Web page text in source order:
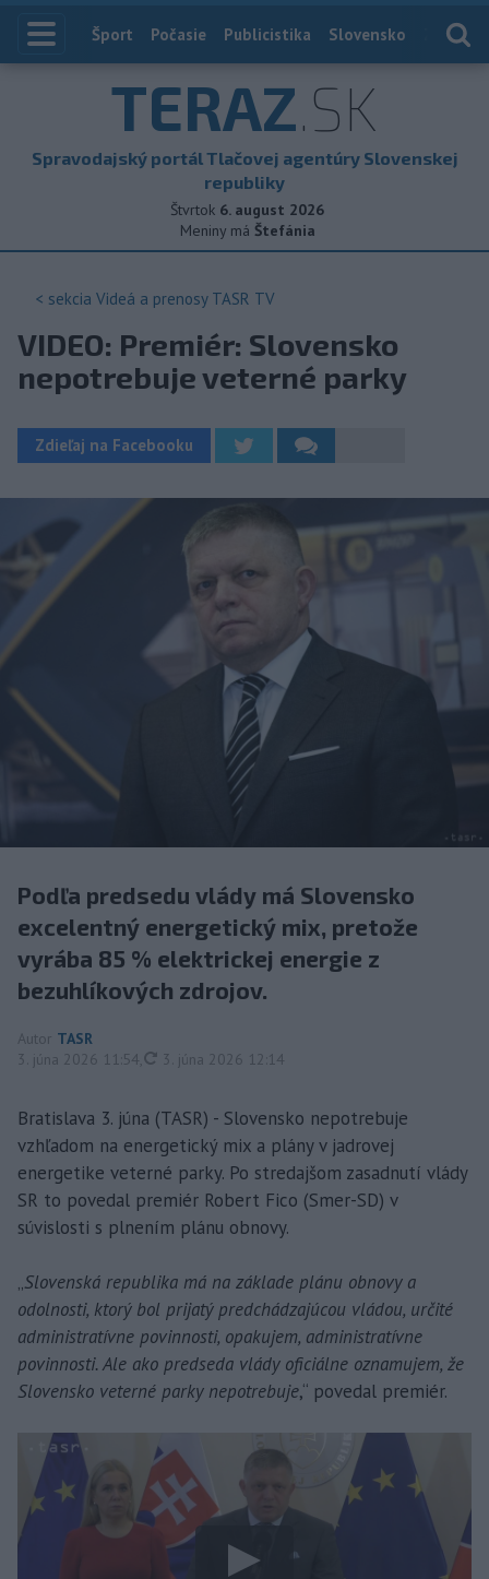
Index
Šport Počasie Publicistika Slovensko
TERAZ.SK
Spravodajský portál Tlačovej agentúry Slovenskej
republiky
Štvrtok 6. august 2026
Meniny má Štefánia
< sekcia Videá a prenosy TASR TV
VIDEO: Premiér: Slovensko
nepotrebuje veterné parky
Zdieľaj na Facebooku
Podľa predsedu vlády má Slovensko
excelentný energetický mix, pretože
vyrába 85 % elektrickej energie z
bezuhlíkových zdrojov.
Autor TASR
3. júna 2026 11:54
aktualizované
3. júna 2026 12:14
Bratislava 3. júna (TASR) - Slovensko nepotrebuje
vzhľadom na energetický mix a plány v jadrovej
energetike veterné parky. Po stredajšom zasadnutí vlády
SR to povedal premiér Robert Fico (Smer-SD) v
súvislosti s plnením plánu obnovy.
„Slovenská republika má na základe plánu obnovy a
odolnosti, ktorý bol prijatý predchádzajúcou vládou, určité
administratívne povinnosti, opakujem, administratívne
povinnosti. Ale ako predseda vlády oficiálne oznamujem, že
Slovensko veterné parky nepotrebuje,“ povedal premiér.